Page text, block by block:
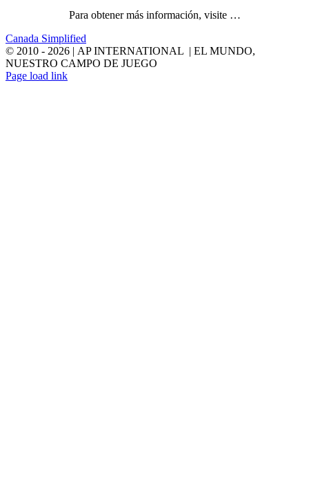
Para obtener más información, visite …
Canada Simplified
© 2010 - 2026 | AP INTERNATIONAL | EL MUNDO,
NUESTRO CAMPO DE JUEGO
LinkedIn
YouTube
Page load link